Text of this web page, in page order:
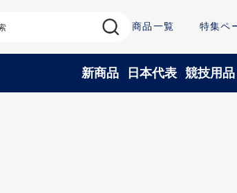
商品一覧 特集ペ
新商品 日本代表 競技用品